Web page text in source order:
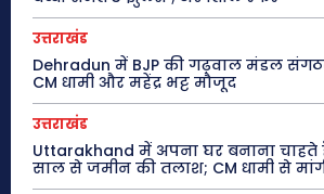
उत्तराखंड
Dehradun में BJP की गढ़वाल मंडल
CM धामी और महेंद्र भट्ट मौजूद
उत्तराखंड
Uttarakhand में अपना घर बनाना
साल से जमीन की तलाश; CM धामी से